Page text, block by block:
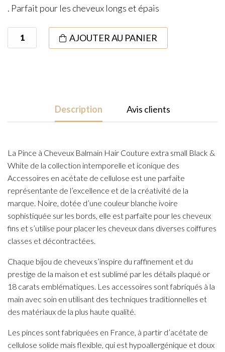
. Parfait pour les cheveux longs et épais
quantité
de
Acétate
AJOUTER AU PANIER
Description Avis clients
La Pince à Cheveux Balmain Hair Couture extra small Black &
White de la collection intemporelle et iconique des
Accessoires en acétate de cellulose est une parfaite
représentante de l’excellence et de la créativité de la
marque. Noire, dotée d’une couleur blanche ivoire
sophistiquée sur les bords, elle est parfaite pour les cheveux
fins et s’utilise pour placer les cheveux dans diverses coiffures
classes et décontractées.
Chaque bijou de cheveux s’inspire du raffinement et du
prestige de la maison et est sublimé par les détails plaqué or
18 carats emblématiques. Les accessoires sont fabriqués à la
main avec soin en utilisant des techniques traditionnelles et
des matériaux de la plus haute qualité.
Les pinces sont fabriquées en France, à partir d’acétate de
cellulose solide mais flexible, qui est hypoallergénique et doux